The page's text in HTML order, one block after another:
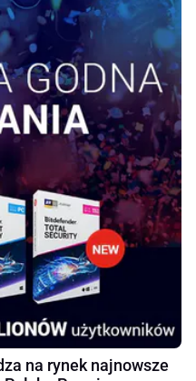
na rynek najnowsze